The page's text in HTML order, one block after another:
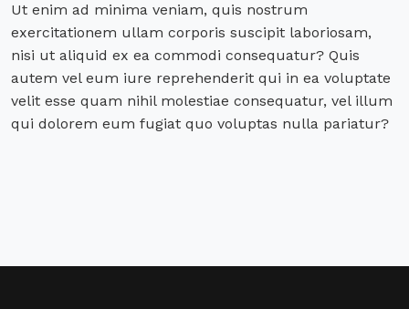
Ut enim ad minima veniam, quis nostrum
exercitationem ullam corporis suscipit laboriosam,
nisi ut aliquid ex ea commodi consequatur? Quis
autem vel eum iure reprehenderit qui in ea voluptate
velit esse quam nihil molestiae consequatur, vel illum
qui dolorem eum fugiat quo voluptas nulla pariatur?